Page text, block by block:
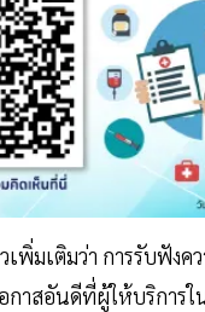
พิ่มเติมว่า การรับฟังค
กาสอันดีที่ผู้ให้บริการใ